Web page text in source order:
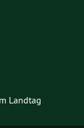
Landtag